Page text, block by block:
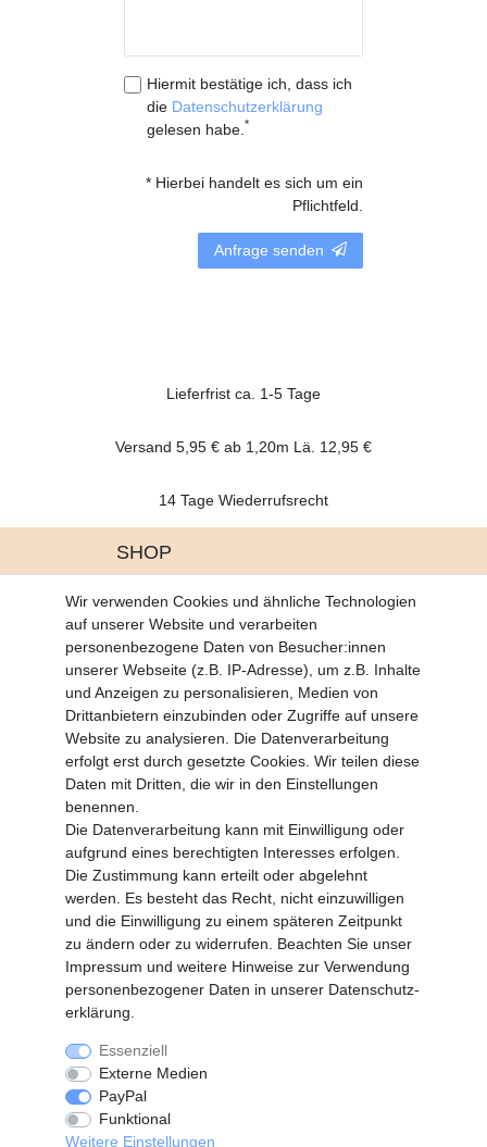
Hiermit bestätige ich, dass ich
die Daten­schutz­erklärung
gelesen habe.*
* Hierbei handelt es sich um ein
Pflichtfeld.
Anfrage senden
Lieferfrist ca. 1-5 Tage
Versand 5,95 € ab 1,20m Lä. 12,95 €
14 Tage Wiederrufsrecht
SHOP
Battrerie Gesetz
Fragen und Antworten
Zahlungsarten
MEIN KONTO
Altgeräte Verordnung
Login
Registrieren
Vertrag widerrufen
SERVICE
Info Material als PDF
Versand
Rückrufe
Galerie
Widerrufs­recht
Impressum
Wir verwenden Cookies und ähnliche Technologien
auf unserer Website und verarbeiten
personenbezogene Daten von Besucher:innen
unserer Webseite (z.B. IP-Adresse), um z.B. Inhalte
und Anzeigen zu personalisieren, Medien von
Drittanbietern einzubinden oder Zugriffe auf unsere
Website zu analysieren. Die Datenverarbeitung
erfolgt erst durch gesetzte Cookies. Wir teilen diese
Daten mit Dritten, die wir in den Einstellungen
benennen.
Die Datenverarbeitung kann mit Einwilligung oder
aufgrund eines berechtigten Interesses erfolgen.
Die Zustimmung kann erteilt oder abgelehnt
werden. Es besteht das Recht, nicht einzuwilligen
und die Einwilligung zu einem späteren Zeitpunkt
zu ändern oder zu widerrufen. Beachten Sie unser
Impressum und weitere Hinweise zur Verwendung
personenbezogener Daten in unserer Daten­schutz­
erklärung
Essenziell
Externe Medien
PayPal
Funktional
Weitere Einstellungen